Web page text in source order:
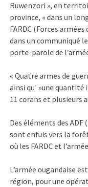
Ruwenzori », en
province, « dans un
FARDC (Forces
dans un communiqué
porte-parole de
« Quatre armes de
ainsi qu' »une
11 corans et plusieurs
Des éléments des ADF
sont enfuis vers la
où les FARDC et
L’armée ougandaise
région, pour une